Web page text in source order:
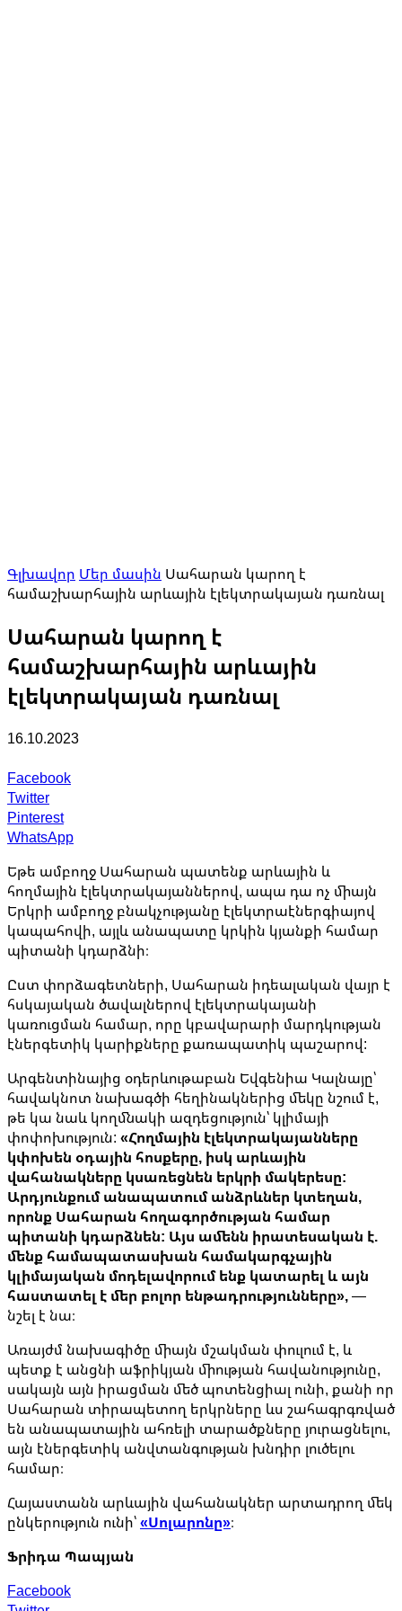
Գլխավոր Մեր մասին Սահարան կարող է
համաշխարհային արևային էլեկտրակայան դառնալ
Սահարան կարող է
համաշխարհային արևային
էլեկտրակայան դառնալ
16.10.2023
Facebook
Twitter
Pinterest
WhatsApp
Եթե ամբողջ Սահարան պատենք արևային և
հողմային էլեկտրակայաններով, ապա դա ոչ միայն
Երկրի ամբողջ բնակչությանը էլեկտրաէներգիայով
կապահովի, այլև անապատը կրկին կյանքի համար
պիտանի կդարձնի։
Ըստ փորձագետների, Սահարան իդեալական վայր է
հսկայական ծավալներով էլեկտրակայանի
կառուցման համար, որը կբավարարի մարդկության
էներգետիկ կարիքները քառապատիկ պաշարով:
Արգենտինայից օդերևութաբան Եվգենիա Կալնայը՝
հավակնոտ նախագծի հեղինակներից մեկը նշում է,
թե կա նաև կողմնակի ազդեցություն՝ կլիմայի
փոփոխություն: «Հողմային էլեկտրակայանները
կփոխեն օդային հոսքերը, իսկ արևային
վահանակները կսառեցնեն երկրի մակերեսը:
Արդյունքում անապատում անձրևներ կտեղան,
որոնք Սահարան հողագործության համար
պիտանի կդարձնեն: Այս ամենն իրատեսական է.
մենք համապատասխան համակարգչային
կլիմայական մոդելավորում ենք կատարել և այն
հաստատել է մեր բոլոր ենթադրությունները»,—
նշել է նա։
Առայժմ նախագիծը միայն մշակման փուլում է, և
պետք է անցնի աֆրիկյան միության հավանությունը,
սակայն այն իրացման մեծ պոտենցիալ ունի, քանի որ
Սահարան տիրապետող երկրները ևս շահագրգռված
են անապատային ահռելի տարածքները յուրացնելու,
այն էներգետիկ անվտանգության խնդիր լուծելու
համար։
Հայաստանն արևային վահանակներ արտադրող մեկ
ընկերություն ունի՝«Սոլարոնը»։
Ֆրիդա Պապյան
Facebook